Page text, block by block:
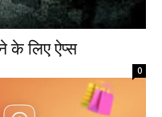
के लिए ऐप्स
0